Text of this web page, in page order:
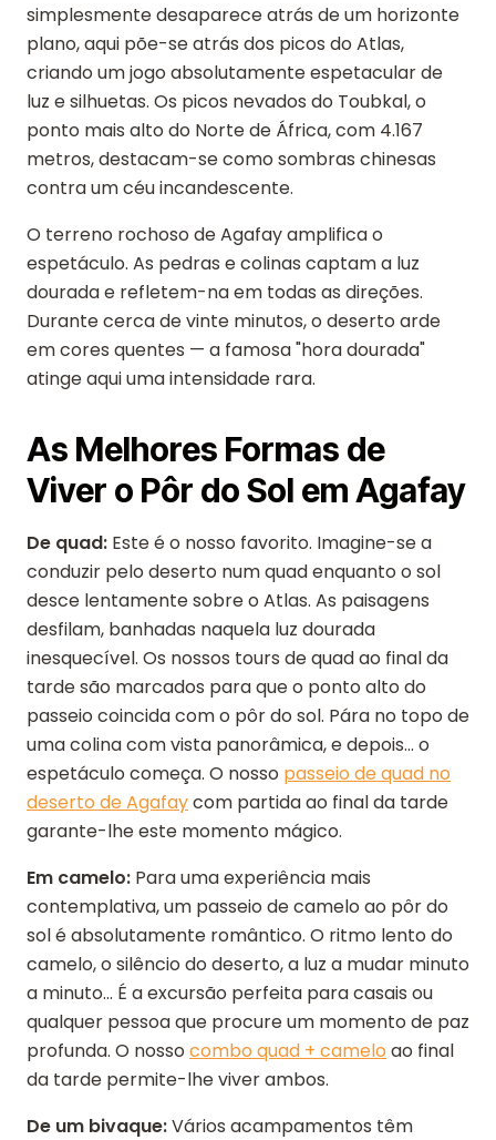
simplesmente desaparece atrás de um horizonte
plano, aqui põe-se atrás dos picos do Atlas,
criando um jogo absolutamente espetacular de
luz e silhuetas. Os picos nevados do Toubkal, o
ponto mais alto do Norte de África, com 4.167
metros, destacam-se como sombras chinesas
contra um céu incandescente.
O terreno rochoso de Agafay amplifica o
espetáculo. As pedras e colinas captam a luz
dourada e refletem-na em todas as direções.
Durante cerca de vinte minutos, o deserto arde
em cores quentes — a famosa "hora dourada"
atinge aqui uma intensidade rara.
As Melhores Formas de
Viver o Pôr do Sol em Agafay
De quad: Este é o nosso favorito. Imagine-se a
conduzir pelo deserto num quad enquanto o sol
desce lentamente sobre o Atlas. As paisagens
desfilam, banhadas naquela luz dourada
inesquecível. Os nossos tours de quad ao final da
tarde são marcados para que o ponto alto do
passeio coincida com o pôr do sol. Pára no topo de
uma colina com vista panorâmica, e depois... o
espetáculo começa. O nosso passeio de quad no
deserto de Agafaycom partida ao final da tarde
garante-lhe este momento mágico.
Em camelo: Para uma experiência mais
contemplativa, um passeio de camelo ao pôr do
sol é absolutamente romântico. O ritmo lento do
camelo, o silêncio do deserto, a luz a mudar minuto
a minuto... É a excursão perfeita para casais ou
qualquer pessoa que procure um momento de paz
profunda. O nosso combo quad + camelo ao final
da tarde permite-lhe viver ambos.
De um bivaque:Vários acampamentos têm